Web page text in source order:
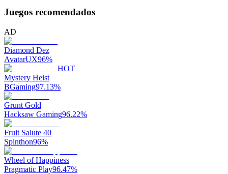
Juegos recomendados
AD
Diamond Dez
AvatarUX96%
HOT
Mystery Heist
BGaming97.13%
Grunt Gold
Hacksaw Gaming96.22%
Fruit Salute 40
Spinthon96%
Wheel of Happiness
Pragmatic Play96.47%